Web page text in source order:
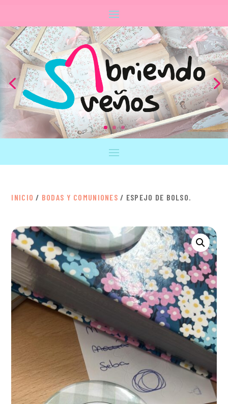
INICIO / BODAS Y COMUNIONES / ESPEJO DE BOLSO.